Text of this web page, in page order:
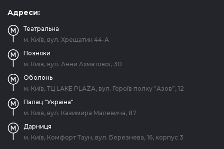
Адреси:
Театральна
м. Київ, вул. Хрещатик 44-A
Позняки
м. Київ, вул. Анни Ахматової, 30
Оболонь
м. Київ, ТЦ LAKE PLAZA, вул. Героїв полку “Азов”, 12
Палац "Україна"
м. Київ, вул. Казимира Малевича, 87
Дарниця
м. Київ, Комфорт Таун, вул. Березнева, 16, корпус 3